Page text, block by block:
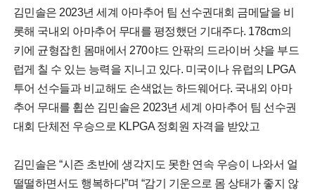
김민솔은 2023년 세계 아마추어 팀 선수권대회 금메달을 비
롯해 국내외 아마추어 무대를 평정했던 기대주다. 178cm의
키에 균형잡힌 몸매에서 270야드 안팎의 드라이버 샷을 부드
럽게 칠 수 있는 능력을 지니고 있다. 미국이나 유럽의 LPGA
투어 선수들과 비교해도 손색없는 하드웨어다. 국내외 아마
추어 무대를 휩쓴 김민솔은 2023년 세계 아마추어 팀 선수권
대회 단체전 우승으로 KLPGA 정회원 자격을 받았고
김민솔은 “시즌 초반에 생각지도 못한 연속 우승이 나와서 얼
떨떨하면서도 행복하다”며 “감기 기운으로 몸 상태가 좋지 않